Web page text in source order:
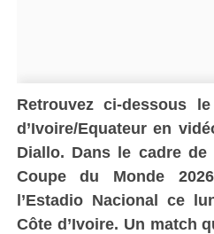
Retrouvez ci-dessous
d’Ivoire/Equateur en
Diallo. Dans le cadre
Coupe du Monde
l’Estadio Nacional ce
Côte d’Ivoire. Un match